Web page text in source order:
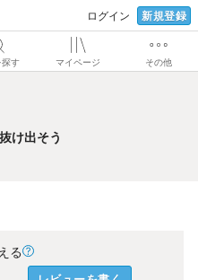
ログイン 新規登録
す マイページ その他
ら抜け出そう
け出そう
る